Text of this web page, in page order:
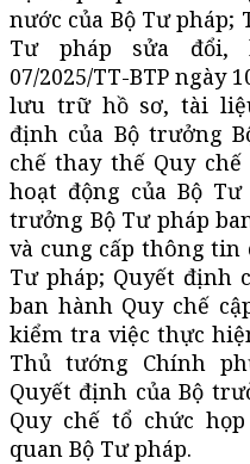
nước của Bộ Tư pháp;
Tư pháp sửa đổi,
07/2025/TT-BTP ngày
lưu trữ hồ sơ, tài
định của Bộ trưởng
chế thay thế Quy
hoạt động của Bộ
trưởng Bộ Tư pháp
và cung cấp thông tin
Tư pháp; Quyết định
ban hành Quy chế
kiểm tra việc thực
Thủ tướng Chính
Quyết định của Bộ
Quy chế tổ chức
quan Bộ Tư pháp.